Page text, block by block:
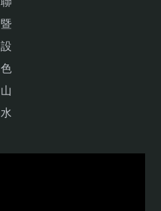
暨
設
色
山
水